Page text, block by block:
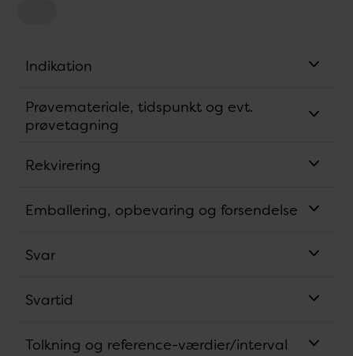
Indikation
Prøvemateriale, tidspunkt og evt.
prøvetagning
Rekvirering
Emballering, opbevaring og forsendelse
Svar
Svartid
Tolkning og reference-værdier/interval